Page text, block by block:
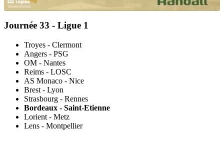
Journée 33 - Ligue 1
Troyes - Clermont
Angers - PSG
OM - Nantes
Reims - LOSC
AS Monaco - Nice
Brest - Lyon
Strasbourg - Rennes
Bordeaux - Saint-Etienne
Lorient - Metz
Lens - Montpellier